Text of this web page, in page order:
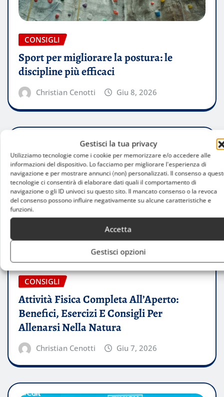
Gestisci la tua privacy
Utilizziamo tecnologie come i cookie per memorizzare e/o accedere alle
informazioni del dispositivo. Lo facciamo per migliorare l'esperienza di
navigazione e per mostrare annunci (non) personalizzati. Il consenso a
tecnologie ci consentirà di elaborare dati quali il comportamento di
navigazione o gli ID univoci su questo sito. Il mancato consenso o la revoca
del consenso possono influire negativamente su alcune caratteristiche e
funzioni.
Accetta
Gestisci opzioni
CONSIGLI
Sport per migliorare la postura: le
discipline più efficaci
Christian Cenotti Giu 8, 2026
CONSIGLI
Attività Fisica Completa All’Aperto:
Benefici, Esercizi E Consigli Per
Allenarsi Nella Natura
Christian Cenotti Giu 7, 2026